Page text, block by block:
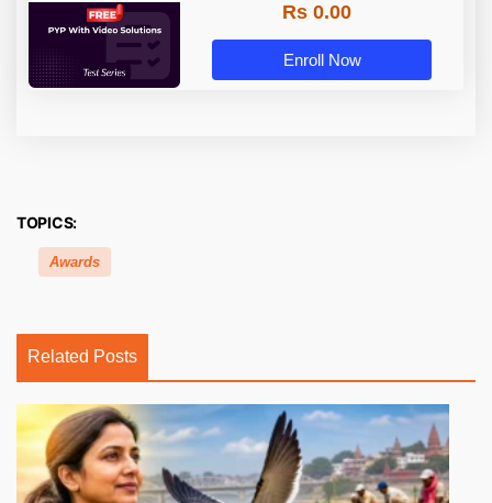
Rs 0.00
Enroll Now
TOPICS:
Awards
Related Posts